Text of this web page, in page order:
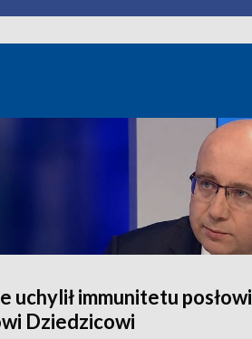
uchylił immunitetu posłowi
Dziedzicowi